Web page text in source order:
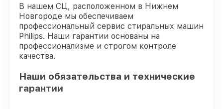
В нашем СЦ, расположенном в Нижнем
Новгороде мы обеспечиваем
профессиональный сервис стиральных машин
Philips. Наши гарантии основаны на
профессионализме и строгом контроле
качества.
Наши обязательства и технические
гарантии